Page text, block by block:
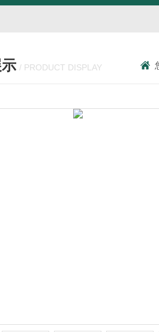
/ PRODUCT DISPLAY